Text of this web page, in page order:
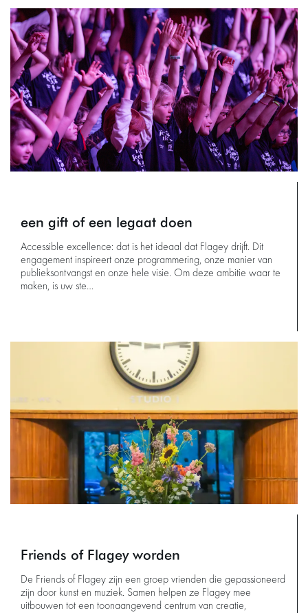
een gift of een legaat doen
Accessible excellence: dat is het ideaal dat Flagey drijft. Dit
engagement inspireert onze programmering, onze manier van
publieksontvangst en onze hele visie. Om deze ambitie waar te
maken, is uw ste…
Friends of Flagey worden
De Friends of Flagey zijn een groep vrienden die gepassioneerd
zijn door kunst en muziek. Samen helpen ze Flagey mee
uitbouwen tot een toonaangevend centrum van creatie,